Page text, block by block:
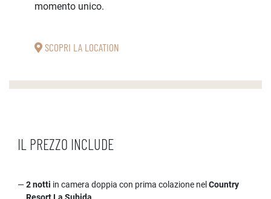
momento unico.
SCOPRI LA LOCATION
IL PREZZO INCLUDE
2 notti in camera doppia con prima colazione nel Country